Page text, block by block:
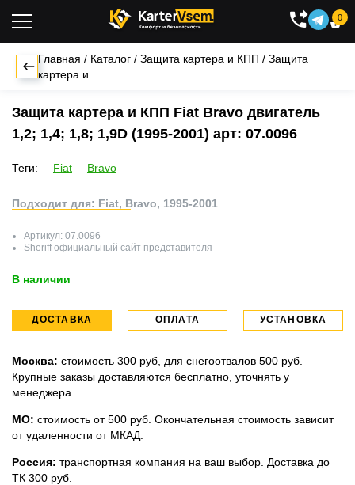

0
Главная / Каталог /Защита картера и КПП /Защита
картера и...
Защита картера и КПП Fiat Bravo двигатель
1,2; 1,4; 1,8; 1,9D (1995-2001) арт: 07.0096
Теги: Fiat Bravo
Подходит для: Fiat, Bravo, 1995-2001
Артикул: 07.0096
Sheriff официальный сайт представителя
В наличии
ДОСТАВКА ОПЛАТА УСТАНОВКА
Москва: стоимость 300 руб, для снегоотвалов 500 руб.
Крупные заказы доставляются бесплатно, уточнять у
менеджера.
МО: стоимость от 500 руб. Окончательная стоимость зависит
от удаленности от МКАД.
Россия: транспортная компания на ваш выбор. Доставка до
ТК 300 руб.